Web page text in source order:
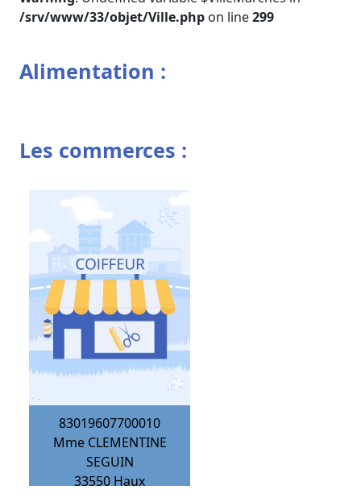
/srv/www/33/objet/Ville.php on line299
Alimentation :
Les commerces :
83019607700010
Mme CLEMENTINE
SEGUIN
33550 Haux